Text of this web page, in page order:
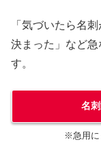
「気づいたら名
決まった」など
す。
名
※急用に